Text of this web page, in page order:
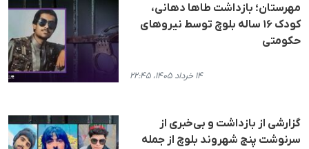
مهرستان؛ بازداشت طاها دهانی،
کودک ۱۶ ساله بلوچ توسط نیروهای
حکومتی
۱۴ خرداد ۱۴۰۵، ۲۲:۴۵
گزارشی از بازداشت و بی‌خبری از
سرنوشت پنج شهروند بلوچ از جمله